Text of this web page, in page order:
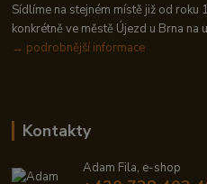
Sídlíme na stejném místě již od roku
konkrétně ve městě Újezd u Brna na
→ podrobnější informace
Kontakty
Adam Fila, e-shop